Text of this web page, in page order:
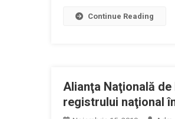
Continue Reading
Alianţa Naţională
registrului naţional